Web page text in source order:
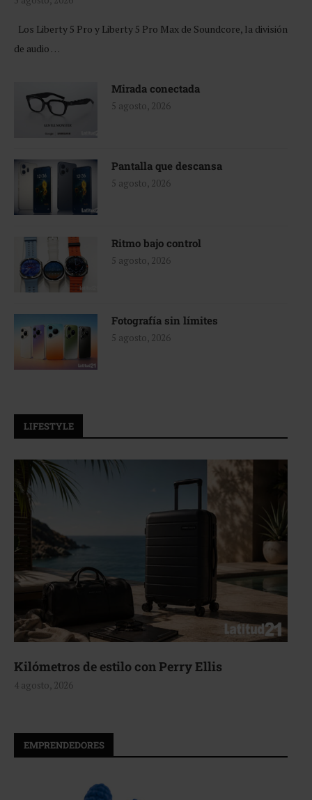
Los Liberty 5 Pro y Liberty 5 Pro Max de Soundcore, la división
de audio …
Mirada conectada
5 agosto, 2026
Pantalla que descansa
5 agosto, 2026
Ritmo bajo control
5 agosto, 2026
Fotografía sin límites
5 agosto, 2026
LIFESTYLE
Aerie, texturas que fluyen
4 agosto, 2026
EMPRENDEDORES